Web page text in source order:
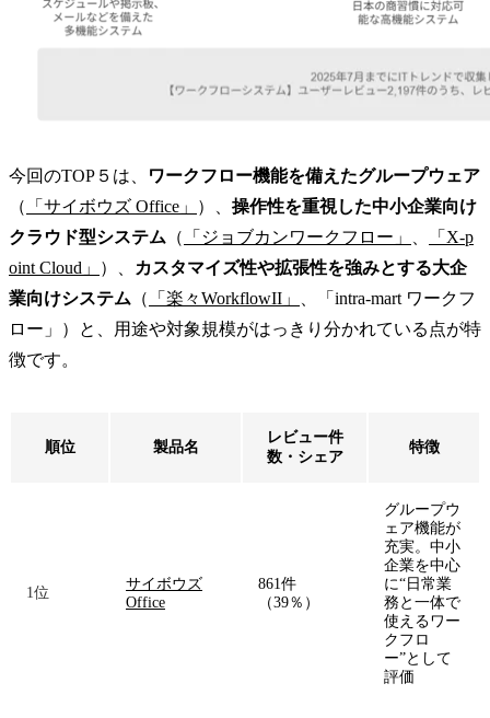
今回のTOP５は、
ワークフロー機能を備えたグループウェア
（
「サイボウズ Office」 ）、 操作性を重視した中小企業向け
クラウド型システム （ 「ジョブカンワークフロー」
「X-p
oint Cloud」
）、
カスタマイズ性や拡張性を強みとする大企
業向けシステム （ 「楽々WorkflowII」
、「intra-mart ワークフ
ロー」）と、用途や対象規模がはっきり分かれている点が特
徴です。
順位 製品名
レビュー件
数・シェア
特徴
1位
サイボウズ
Office
861件
（39％）
グループウ
ェア機能が
充実。中小
企業を中心
に“日常業
務と一体で
使えるワー
クフロ
ー”として
評価